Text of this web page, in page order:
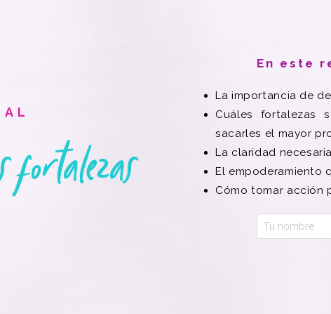
En este
La importancia de
Cuáles fortalezas
sacarles el mayor
La claridad
El empoderamiento
Cómo tomar acción